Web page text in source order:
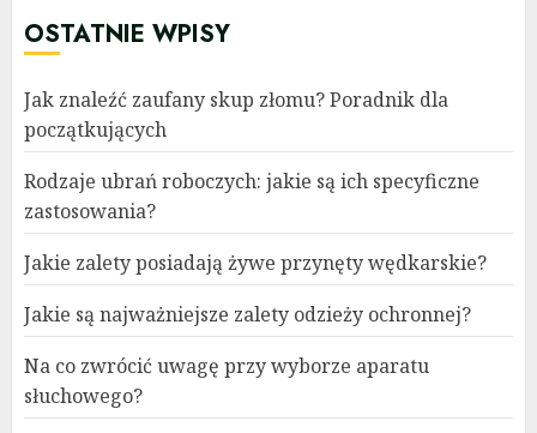
OSTATNIE WPISY
Jak znaleźć zaufany skup złomu? Poradnik dla
początkujących
Rodzaje ubrań roboczych: jakie są ich specyficzne
zastosowania?
Jakie zalety posiadają żywe przynęty wędkarskie?
Jakie są najważniejsze zalety odzieży ochronnej?
Na co zwrócić uwagę przy wyborze aparatu
słuchowego?